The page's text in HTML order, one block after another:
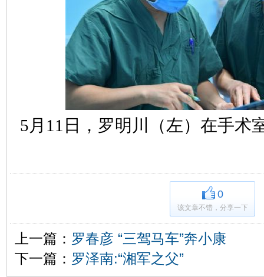
5月11日，罗明川（左）在手术
0
该文章不错，分享一下
上一篇： 罗春彦 “三驾马车”奔小康
下一篇： 罗泽南:“湘军之父”